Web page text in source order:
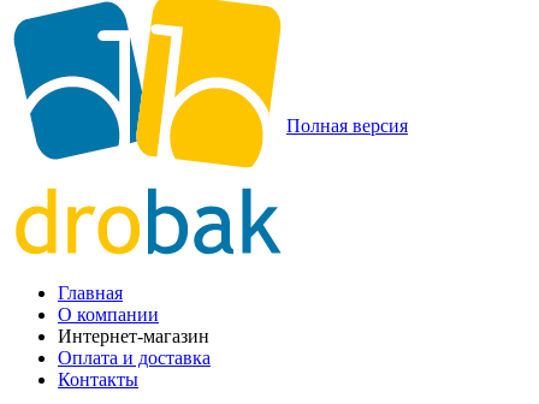
Полная версия
Главная
О компании
Интернет-магазин
Оплата и доставка
Контакты